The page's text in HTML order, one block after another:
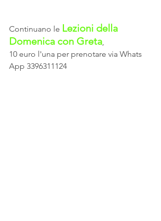
Continuano le Lezioni della
Domenica con Greta,
10 euro l'una per prenotare via Whats
App 3396311124